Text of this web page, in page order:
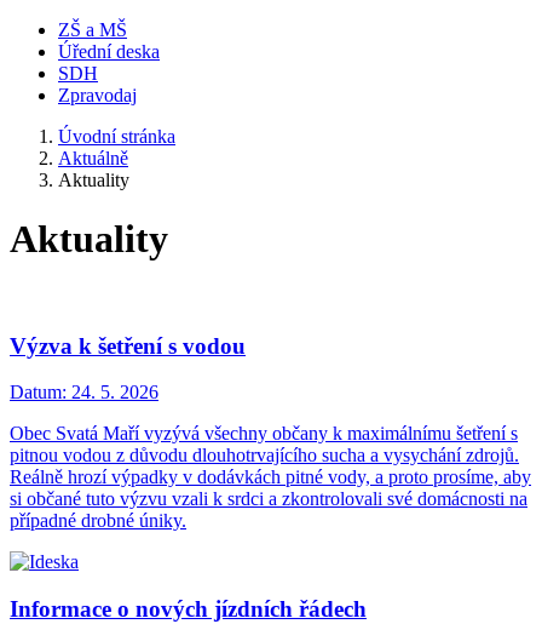
ZŠ a MŠ
Úřední deska
SDH
Zpravodaj
Úvodní stránka
Aktuálně
Aktuality
Aktuality
Výzva k šetření s vodou
Datum: 24. 5. 2026
Obec Svatá Maří vyzývá všechny občany k maximálnímu šetření s
pitnou vodou z důvodu dlouhotrvajícího sucha a vysychání zdrojů.
Reálně hrozí výpadky v dodávkách pitné vody, a proto prosíme, aby
si občané tuto výzvu vzali k srdci a zkontrolovali své domácnosti na
případné drobné úniky.
Informace o nových jízdních řádech